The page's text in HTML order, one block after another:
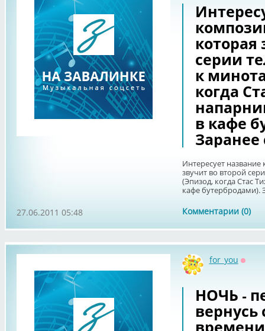
которая
серии
к
когда
в кафе
Заранее
Интересует
звучит во второй
(Эпизод, когда Стас
кафе бутербродами).
Комментарии (0)
27.06.2011 05:48
for_you
НОЧЬ -